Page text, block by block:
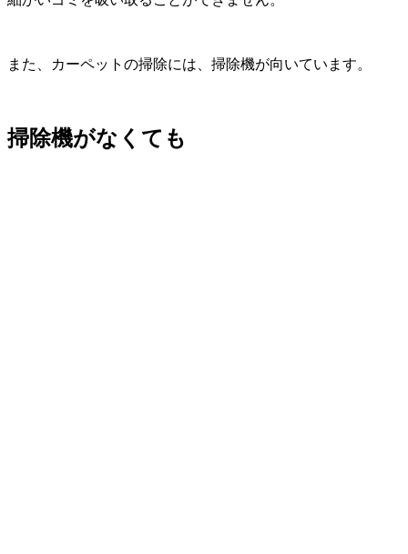
また、カーペットの掃除には、掃除機が向いています。
掃除機がなくても